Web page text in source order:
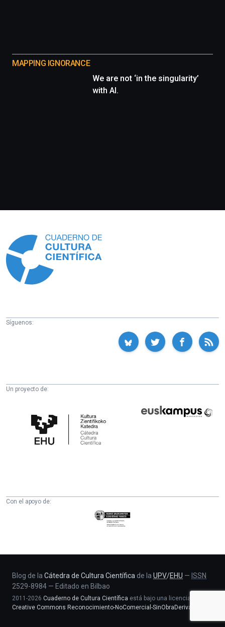
MAPPING IGNORANCE
We are not ‘in the singularity’
with AI.
Síguenos:
Un proyecto de:
Cultura
Científica
Fundazioa
Con el apoyo de:
Eusko
Jaurlaritza
eta
Berrikuntza
saila
Blog de la Cátedra de Cultura Científica de la UPV/EHU — ISSN
2529-8984 — Editado en Bilbao
2011-2026 Cuaderno de Cultura Científica está bajo una licencia
Creative Commons Reconocimiento-NoComercial-SinObraDerivada 4.0